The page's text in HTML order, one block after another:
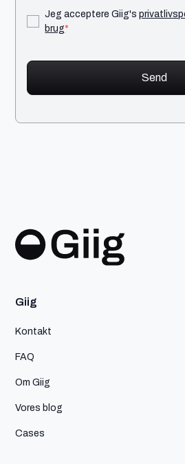
Jeg acceptere Giig's
brug*
Giig
Kontakt
FAQ
Om Giig
Vores blog
Cases